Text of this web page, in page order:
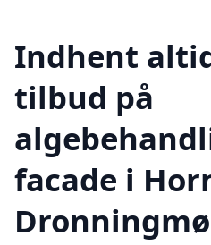
Indhent
tilbud på
facade i